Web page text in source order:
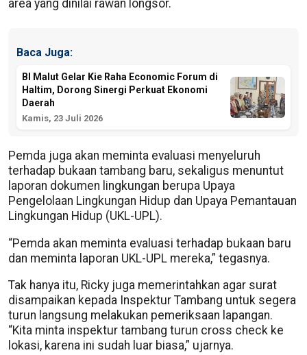
area yang dinilai rawan longsor.
Baca Juga:
BI Malut Gelar Kie Raha Economic Forum di
Haltim, Dorong Sinergi Perkuat Ekonomi
Daerah
Kamis, 23 Juli 2026
Pemda juga akan meminta evaluasi menyeluruh
terhadap bukaan tambang baru, sekaligus menuntut
laporan dokumen lingkungan berupa Upaya
Pengelolaan Lingkungan Hidup dan Upaya Pemantauan
Lingkungan Hidup (UKL-UPL).
“Pemda akan meminta evaluasi terhadap bukaan baru
dan meminta laporan UKL-UPL mereka,” tegasnya.
Tak hanya itu, Ricky juga memerintahkan agar surat
disampaikan kepada Inspektur Tambang untuk segera
turun langsung melakukan pemeriksaan lapangan.
“Kita minta inspektur tambang turun cross check ke
lokasi, karena ini sudah luar biasa,” ujarnya.